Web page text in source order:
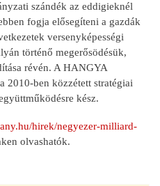
szándék az eddigieknél
fogja elősegíteni a gazdák
versenyképességi
történő megerősödésük,
révén. A HANGYA
2010-ben közzétett stratégiai
kész.
hirek/negyezer-milliard-
olvashatók.